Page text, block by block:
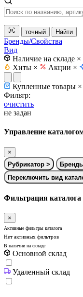
точный Найти
Бренды/Свойства
Вид
Наличие на складе ×
Хиты × Акции ×
Купленные товары ×
Фильтр:
очистить
не задан
Управление
×
Рубрикатор >
Переключить вид
Фильтрация каталога
×
Активные фильтры каталога
Нет активных фильтров
В наличии на складе
Основной склад
Удаленный склад